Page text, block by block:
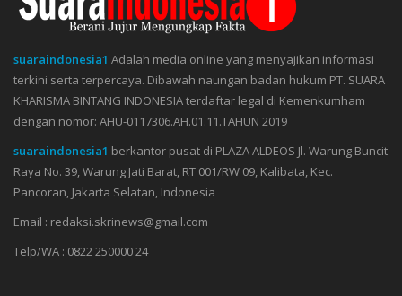
suaraindonesia1 Adalah media online yang menyajikan informasi
terkini serta terpercaya. Dibawah naungan badan hukum PT. SUARA
KHARISMA BINTANG INDONESIA terdaftar legal di Kemenkumham
dengan nomor: AHU-0117306.AH.01.11.TAHUN 2019
suaraindonesia1 berkantor pusat di PLAZA ALDEOS Jl. Warung Buncit
Raya No. 39, Warung Jati Barat, RT 001/RW 09, Kalibata, Kec.
Pancoran, Jakarta Selatan, Indonesia
Email : redaksi.skrinews@gmail.com
Telp/WA : 0822 250000 24